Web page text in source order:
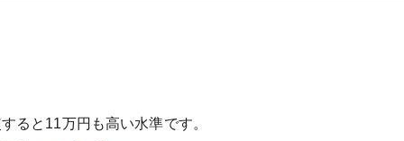
ると 11万円も高い水準です。